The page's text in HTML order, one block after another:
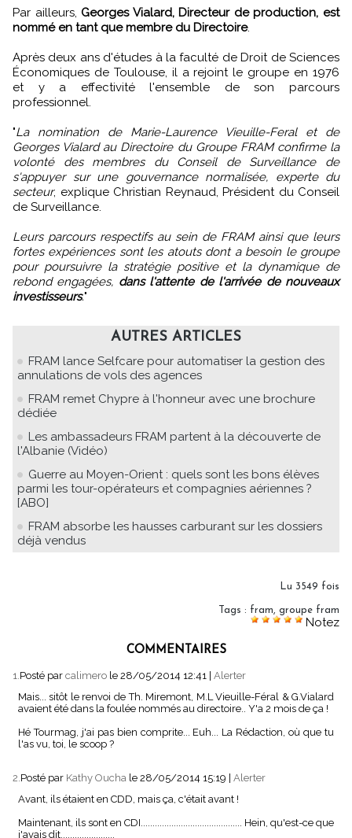
Par ailleurs, Georges Vialard, Directeur de production, est
nommé en tant que membre du Directoire.
Après deux ans d'études à la faculté de Droit de Sciences
Économiques de Toulouse, il a rejoint le groupe en 1976
et y a effectivité l'ensemble de son parcours
professionnel.
"La nomination de Marie-Laurence Vieuille-Feral et de
Georges Vialard au Directoire du Groupe FRAM confirme la
volonté des membres du Conseil de Surveillance de
s'appuyer sur une gouvernance normalisée, experte du
secteur, explique Christian Reynaud, Président du Conseil
de Surveillance.
Leurs parcours respectifs au sein de FRAM ainsi que leurs
fortes expériences sont les atouts dont a besoin le groupe
pour poursuivre la stratégie positive et la dynamique de
rebond engagées, dans l'attente de l'arrivée de nouveaux
investisseurs."
AUTRES ARTICLES
FRAM lance Selfcare pour automatiser la gestion des
annulations de vols des agences
FRAM remet Chypre à l'honneur avec une brochure
dédiée
Les ambassadeurs FRAM partent à la découverte de
l'Albanie (Vidéo)
Guerre au Moyen-Orient : quels sont les bons élèves
parmi les tour-opérateurs et compagnies aériennes ?
[ABO]
FRAM absorbe les hausses carburant sur les dossiers
déjà vendus
Lu 3549 fois
Tags : fram, groupe fram
Notez
COMMENTAIRES
1. Posté par calimero le 28/05/2014 12:41
Alerter
Mais... sitôt le renvoi de Th. Miremont, M.L Vieuille-Féral & G.Vialard
avaient été dans la foulée nommés au directoire.. Y'a 2 mois de ça !
Hé Tourmag, j'ai pas bien comprite... Euh... La Rédaction, où que tu
l'as vu, toi, le scoop ?
2. Posté par Kathy Oucha le 28/05/2014 15:19
Alerter
Avant, ils étaient en CDD, mais ça, c'était avant !
Maintenant, ils sont en CDI........................................... Hein, qu'est-ce que
j'avais dit.......................